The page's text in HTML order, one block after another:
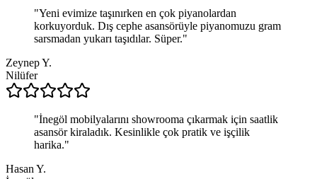
"Yeni evimize taşınırken en çok piyanolardan
korkuyorduk. Dış cephe asansörüyle piyanomuzu gram
sarsmadan yukarı taşıdılar. Süper."
Zeynep Y.
Nilüfer
"İnegöl mobilyalarını showrooma çıkarmak için saatlik
asansör kiraladık. Kesinlikle çok pratik ve işçilik
harika."
Hasan Y.